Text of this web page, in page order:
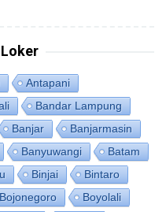
Antapani
Bandar Lampung
Banjar
Banjarmasin
Banyuwangi
Batam
Binjai
Bintaro
Bojonegoro
Boyolali